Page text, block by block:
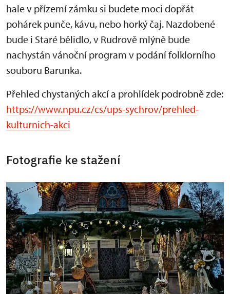
hale v přízemí zámku si budete moci dopřát
pohárek punče, kávu, nebo horký čaj. Nazdobené
bude i Staré bělidlo, v Rudrově mlýně bude
nachystán vánoční program v podání folklorního
souboru Barunka.
Přehled chystaných akcí a prohlídek podrobně zde:
https://www.npu.cz/cs/ups-sychrov/prehled-
kulturnich-akci
Fotografie ke stažení